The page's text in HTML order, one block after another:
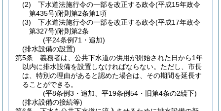
(2)
下水道法施行令の一部を改正する政令(平成15年政令
第435号)附則第2条第1項
(3)
下水道法施行令の一部を改正する政令(平成17年政令
第327号)附則第2条
(平24条例71・追加)
(排水設備の設置)
第5条
義務者は、公共下水道の供用が開始された日から1年
以内に排水設備を設置しなければならない。 ただし、市長
は、特別の理由があると認めた場合は、その期間を延長す
ることができる。
(平8条例3・追加、平19条例54・旧第4条の2繰下)
(排水設備の接続等)